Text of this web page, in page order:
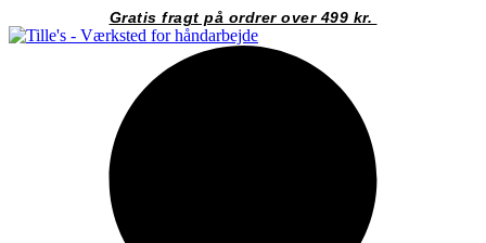
til
Gratis fragt på ordrer over 499 kr.